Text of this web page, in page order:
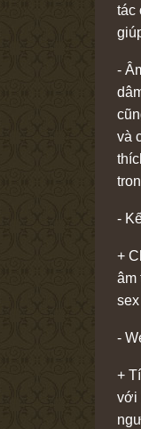
tác
-
và
-
+
âm
-
+
với